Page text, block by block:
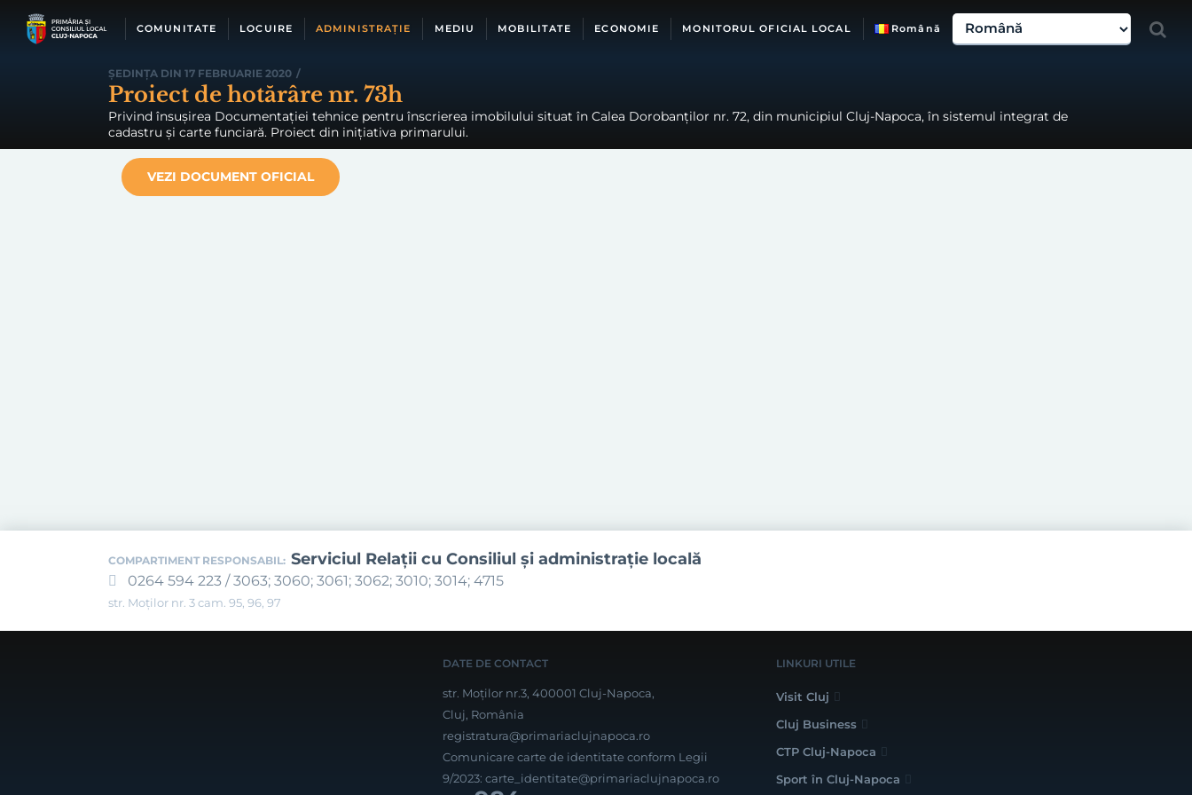
COMUNITATE LOCUIRE ADMINISTRAȚIE MEDIU MOBILITATE ECONOMIE MONITORUL OFICIAL LOCAL Română
ȘEDINȚA DIN 17 FEBRUARIE 2020 /
Proiect de hotărâre nr. 73h
Privind însușirea Documentației tehnice pentru înscrierea imobilului situat în Calea Dorobanților nr. 72, din municipiul Cluj-Napoca, în sistemul integrat de
cadastru și carte funciară. Proiect din inițiativa primarului.
VEZI DOCUMENT OFICIAL
COMPARTIMENT RESPONSABIL: Serviciul Relaţii cu Consiliul şi administraţie locală
0264 594 223 / 3063; 3060; 3061; 3062; 3010; 3014; 4715
str. Moților nr. 3 cam. 95, 96, 97
DATE DE CONTACT
str. Moților nr.3, 400001 Cluj-Napoca,
Cluj, România
registratura@primariaclujnapoca.ro
Comunicare carte de identitate conform Legii
9/2023: carte_identitate@primariaclujnapoca.ro
LINKURI UTILE
Visit Cluj
Cluj Business
CTP Cluj-Napoca
Sport în Cluj-Napoca